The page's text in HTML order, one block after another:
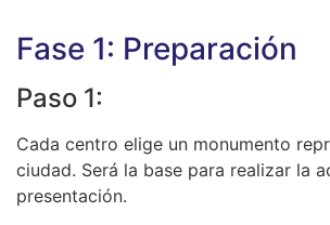
Fase 1: Preparación
Paso 1:
Cada centro elige un monumento
ciudad. Será la base para realizar la
presentación.